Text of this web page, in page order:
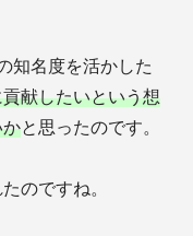
知名度を活かした
献したいという想
と思ったのです。
のですね。